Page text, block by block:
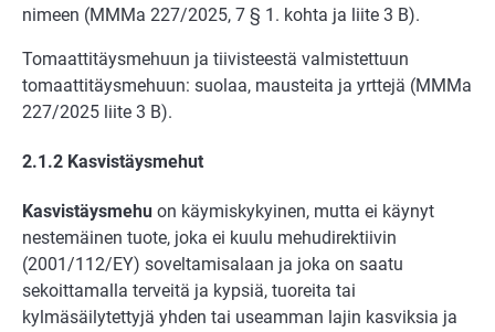
nimeen (MMMa 227/2025, 7 § 1. kohta ja liite 3 B).
Tomaattitäysmehuun ja tiivisteestä valmistettuun
tomaattitäysmehuun: suolaa, mausteita ja yrttejä (MMMa
227/2025 liite 3 B).
2.1.2 Kasvistäysmehut
Kasvistäysmehu on käymiskykyinen, mutta ei käynyt
nestemäinen tuote, joka ei kuulu mehudirektiivin
(2001/112/EY) soveltamisalaan ja joka on saatu
sekoittamalla terveitä ja kypsiä, tuoreita tai
kylmäsäilytettyjä yhden tai useamman lajin kasviksia ja